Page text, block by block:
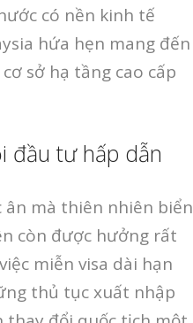
có nền kinh tế
hứa hẹn mang đến
sở hạ tầng cao cấp
đầu tư hấp dẫn
ân mà thiên nhiên biển
còn được hưởng rất
miễn visa dài hạn
thủ tục xuất nhập